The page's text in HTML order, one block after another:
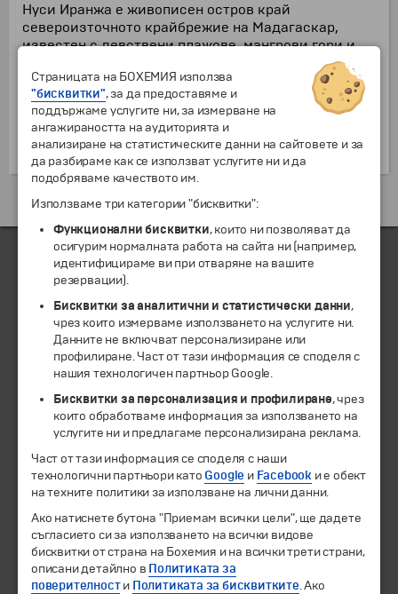
Нуси Иранжа е живописен остров край
североизточното крайбрежие на Мадагаскар,
известен с девствени плажове, мангрови гори и
коралови рифове. Тук посетителите могат да се
разходят с лодка сред мангровите лагуни, да
наблюдават редки птици и морски костенурки или
да се потопят в гмуркане сред богат подводен
свят. Районът предлага спокойствие, красиви
залези и автентична атмосфера далеч от тълпите.
Екскурзии и почивки до Мадагаскар »
© 1994-2026 Бохемия ООД.Всички права запазени.
Екскурзии и почивки
Направления
Календар
Всички програми от А до Я
Страницата на БОХЕМИЯ използва
"бисквитки", за да предоставяме и
поддържаме услугите ни, за измерване на
ангажираността на аудиторията и
анализиране на статистическите данни на сайтовете и за
да разбираме как се използват услугите ни и да
подобряваме качеството им.
Използваме три категории "бисквитки":
Функционални бисквитки, които ни позволяват да
осигурим нормалната работа на сайта ни (например,
идентифицираме ви при отваряне на вашите
резервации).
Бисквитки за аналитични и статистически данни,
чрез които измерваме използването на услугите ни.
Данните не включват персонализиране или
профилиране. Част от тази информация се споделя с
нашия технологичен партньор Google.
Бисквитки за персонализация и профилиране, чрез
които обработваме информация за използването на
услугите ни и предлагаме персонализирана реклама.
Част от тази информация се споделя с наши
технологични партньори като Google и Facebook и е обект
на техните политики за използване на лични данни.
Ако натиснете бутона "Приемам всички цели", ще дадете
съгласието си за използването на всички видове
бисквитки от страна на Бохемия и на всички трети страни,
описани детайлно в Политиката за
поверителности Политиката за бисквитките. Ако